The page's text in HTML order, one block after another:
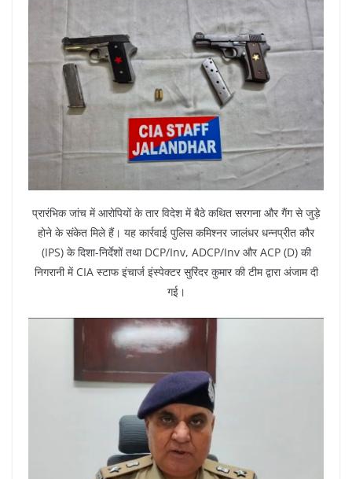
प्रारंभिक जांच में आरोपियों के तार विदेश में बैठे कथित सरगना और गैंग से जुड़े
होने के संकेत मिले हैं। यह कार्रवाई पुलिस कमिश्नर जालंधर धन्नप्रीत कौर
(IPS) के दिशा-निर्देशों तथा DCP/Inv, ADCP/Inv और ACP (D) की
निगरानी में CIA स्टाफ इंचार्ज इंस्पेक्टर सुरिंदर कुमार की टीम द्वारा अंजाम दी
गई।